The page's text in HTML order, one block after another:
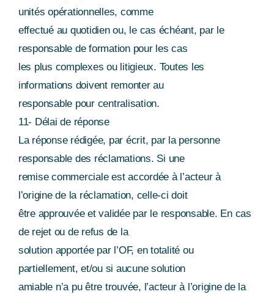
unités opérationnelles, comme
effectué au quotidien ou, le cas échéant, par le
responsable de formation pour les cas
les plus complexes ou litigieux. Toutes les
informations doivent remonter au
responsable pour centralisation.
11- Délai de réponse
La réponse rédigée, par écrit, par la personne
responsable des réclamations. Si une
remise commerciale est accordée à l’acteur à
l’origine de la réclamation, celle-ci doit
être approuvée et validée par le responsable. En cas
de rejet ou de refus de la
solution apportée par l’OF, en totalité ou
partiellement, et/ou si aucune solution
amiable n’a pu être trouvée, l’acteur à l’origine de la